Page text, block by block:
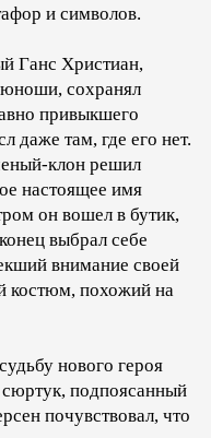
и символов.
Ганс Христиан,
юноши, сохранял
привыкшего
даже там, где его нет.
клон решил
настоящее имя
он вошел в бутик,
выбрал себе
внимание своей
костюм, похожий на
нового героя
подпоясанный
почувствовал, что